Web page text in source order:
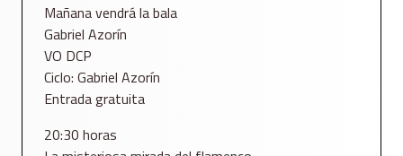
Mañana vendrá la bala
Gabriel Azorín
VO DCP
Ciclo: Gabriel Azorín
Entrada gratuita
20:30 horas